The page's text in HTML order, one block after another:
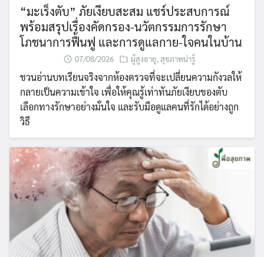
“มะเร็งตับ” ภัยเงียบสะสม แชร์ประสบการณ์
พร้อมสรุปเรื่องคัดกรอง-นวัตกรรมการรักษา
โภชนาการฟื้นฟู และการดูแลกาย-ใจคนในบ้าน
07/08/2026 ผู้สูงอายุ,สุขภาพน่ารู้
ชวนอ่านบทเรียนจริงจากห้องตรวจที่จะเปลี่ยนความกังวลให้
กลายเป็นความเข้าใจ เพื่อให้คุณรู้เท่าทันภัยเงียบของตับ
เลือกทางรักษาอย่างมั่นใจ และรับมือดูแลคนที่รักได้อย่างถูก
วิธี